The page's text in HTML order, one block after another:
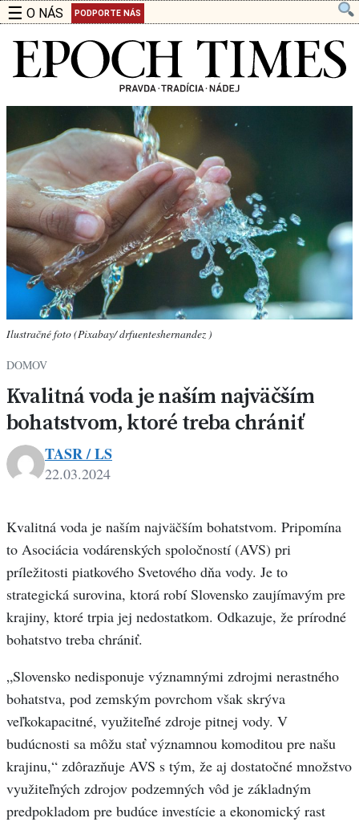
☰ O NÁS PODPORTE NÁS
Ilustračné foto (Pixabay/ drfuenteshernandez )
DOMOV
Kvalitná voda je naším najväčším
bohatstvom, ktoré treba chrániť
TASR / LS
22.03.2024
Kvalitná voda je naším najväčším bohatstvom. Pripomína
to Asociácia vodárenských spoločností (AVS) pri
príležitosti piatkového Svetového dňa vody. Je to
strategická surovina, ktorá robí Slovensko zaujímavým pre
krajiny, ktoré trpia jej nedostatkom. Odkazuje, že prírodné
bohatstvo treba chrániť.
„Slovensko nedisponuje významnými zdrojmi nerastného
bohatstva, pod zemským povrchom však skrýva
veľkokapacitné, využiteľné zdroje pitnej vody. V
budúcnosti sa môžu stať významnou komoditou pre našu
krajinu,“ zdôrazňuje AVS s tým, že aj dostatočné množstvo
využiteľných zdrojov podzemných vôd je základným
predpokladom pre budúce investície a ekonomický rast